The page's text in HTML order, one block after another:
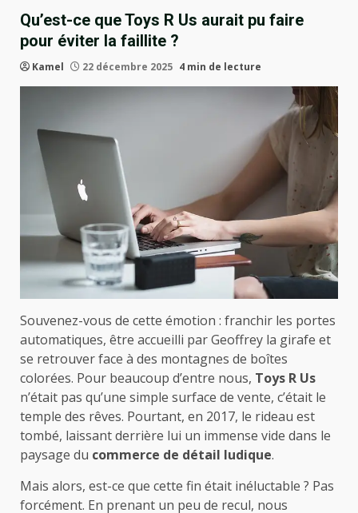
Qu’est-ce que Toys R Us aurait pu faire
pour éviter la faillite ?
Kamel 22 décembre 2025 4 min de lecture
Souvenez-vous de cette émotion : franchir les portes
automatiques, être accueilli par Geoffrey la girafe et
se retrouver face à des montagnes de boîtes
colorées. Pour beaucoup d’entre nous, Toys R Us
n’était pas qu’une simple surface de vente, c’était le
temple des rêves. Pourtant, en 2017, le rideau est
tombé, laissant derrière lui un immense vide dans le
paysage du commerce de détail ludique.
Mais alors, est-ce que cette fin était inéluctable ? Pas
forcément. En prenant un peu de recul, nous